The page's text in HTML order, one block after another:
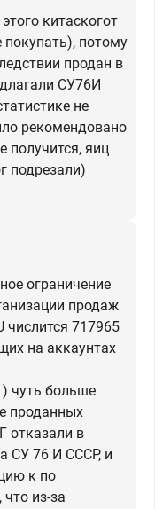
китаскогот
покупать), потому
продан в
СУ76И
не
рекомендовано
получится, яиц
подрезали)
ограничение
продаж
числится 717965
на аккаунтах
чуть больше
проданных
отказали в
СУ 76 И СССР, и
к по
из-за